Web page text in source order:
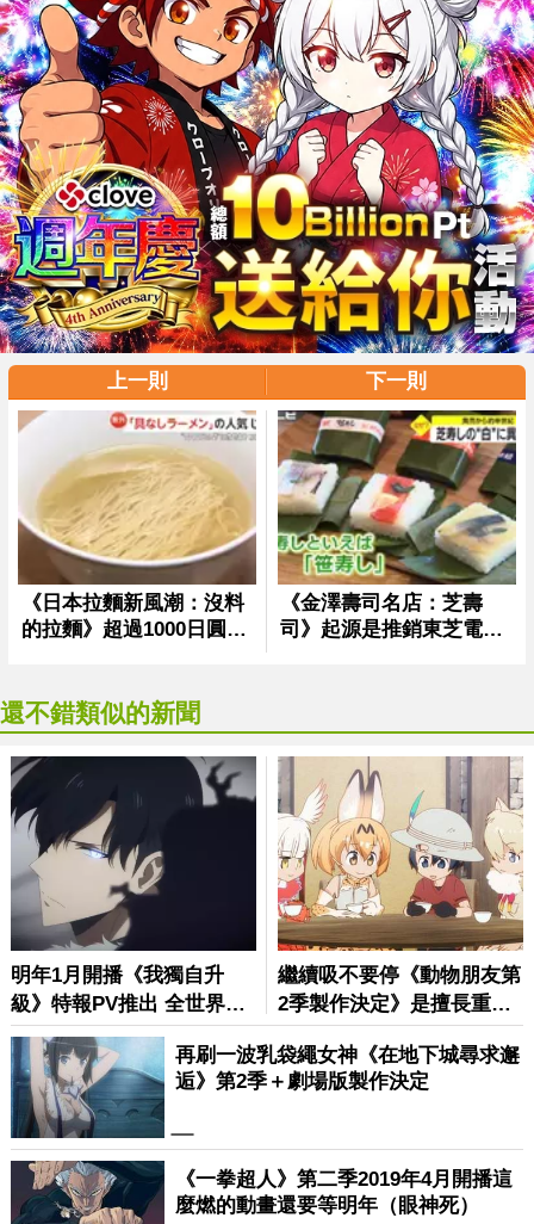
上一則 下一則
還不錯類似的新聞